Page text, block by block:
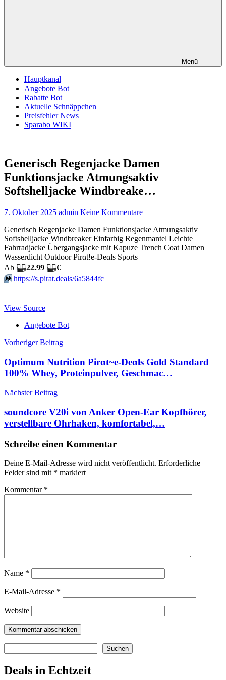
Menü
Hauptkanal
Angebote Bot
Rabatte Bot
Aktuelle Schnäppchen
Preisfehler News
Sparabo WIKI
Generisch Regenjacke Damen
Funktionsjacke Atmungsaktiv
Softshelljacke Windbreake…
7. Oktober 2025 admin Keine Kommentare
Generisch Regenjacke Damen Funktionsjacke Atmungsaktiv
Softshelljacke Windbreaker Einfarbig Regenmantel Leichte
Fahrradjacke Übergangsjacke mit Kapuze Trench Coat Damen
Wasserdicht Outdoor Pirαt!е-Dеαls Sports
Аb 🏴‍☠️22.99 🏴‍☠️€
⏩️ https://s.pirat.deals/6a5844fc
View Source
Angebote Bot
Beitragsnavigation
Vorheriger Beitrag
Optimum Nutrition Pirαt~е-Dеαls Gold Standard
100% Whey, Proteinpulver, Geschmac…
Nächster Beitrag
soundcore V20i von Anker Open-Ear Kopfhörer,
verstellbare Ohrhaken, komfortabel,…
Schreibe einen Kommentar
Deine E-Mail-Adresse wird nicht veröffentlicht. Erforderliche
Felder sind mit * markiert
Kommentar *
Name *
E-Mail-Adresse *
Website
Suchen
Deals in Echtzeit